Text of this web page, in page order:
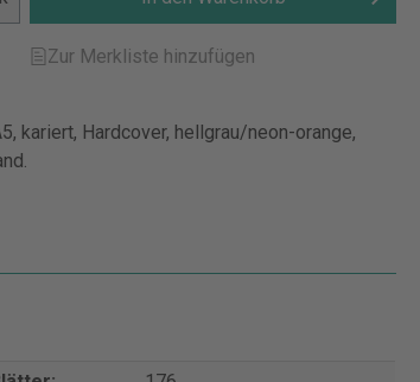
Zur Merkliste hinzufügen
kariert, Hardcover, hellgrau/neon-orange,